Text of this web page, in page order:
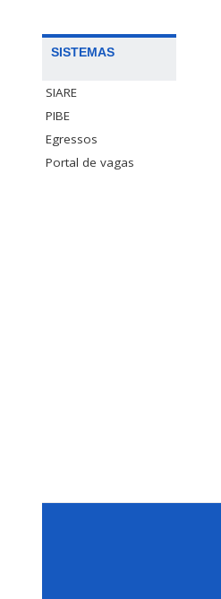
SISTEMAS
SIARE
PIBE
Egressos
Portal de vagas